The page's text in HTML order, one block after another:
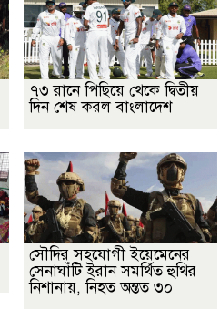
৭৩ রানে পিছিয়ে থেকে দ্বিতীয়
দিন শেষ করল বাংলাদেশ
সৌদির সহযোগী ইয়েমেনের
সেনাঘাঁটি ইরান সমর্থিত হুথির
নিশানায়, নিহত অন্তত ৩০